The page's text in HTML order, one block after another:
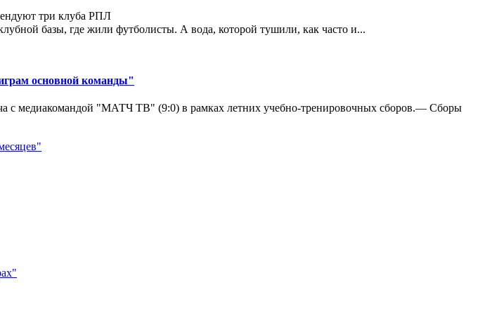
базы, где жили футболисты. А вода, которой тушили, как часто и...
основной команды"
с медиакомандой "МАТЧ ТВ" (9:0) в рамках летних учебно-тренировочных сборов.— Сборы
три клуба РПЛ